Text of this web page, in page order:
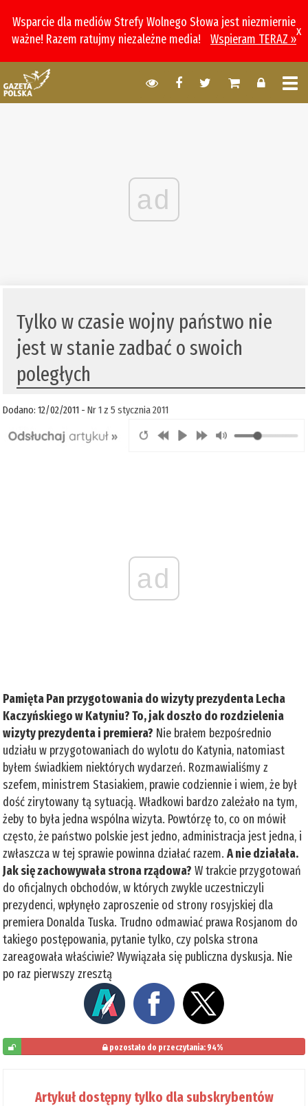
Wsparcie dla mediów Strefy Wolnego Słowa jest niezmiernie
ważne! Razem ratujmy niezależne media!
Wspieram TERAZ »
x
ad
Tylko w czasie wojny państwo nie
jest w stanie zadbać o swoich
poległych
Dodano: 12/02/2011 -Nr 1 z 5 stycznia 2011
ad
Pamięta Pan przygotowania do wizyty prezydenta Lecha
Kaczyńskiego w Katyniu? To, jak doszło do rozdzielenia
wizyty prezydenta i premiera? Nie brałem bezpośrednio
udziału w przygotowaniach do wylotu do Katynia, natomiast
byłem świadkiem niektórych wydarzeń. Rozmawialiśmy z
szefem, ministrem Stasiakiem, prawie codziennie i wiem, że był
dość zirytowany tą sytuacją. Władkowi bardzo zależało na tym,
żeby to była jedna wspólna wizyta. Powtórzę to, co on mówił
często, że państwo polskie jest jedno, administracja jest jedna, i
zwłaszcza w tej sprawie powinna działać razem.A nie działała.
Jak się zachowywała strona rządowa? W trakcie przygotowań
do oficjalnych obchodów, w których zwykle uczestniczyli
prezydenci, wpłynęło zaproszenie od strony rosyjskiej dla
premiera Donalda Tuska. Trudno odmawiać prawa Rosjanom do
takiego postępowania, pytanie tylko, czy polska strona
zareagowała właściwie? Wywiązała się publiczna dyskusja. Nie
po raz pierwszy zresztą
pozostało do przeczytania: 94%
Artykuł dostępny tylko dla subskrybentów